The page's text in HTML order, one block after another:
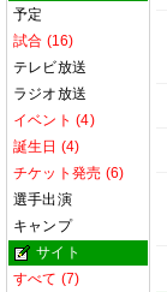
予定
試合 (16)
テレビ放送
ラジオ放送
イベント (4)
誕生日 (4)
チケット発売 (6)
選手出演
キャンプ
サイト
すべて (7)